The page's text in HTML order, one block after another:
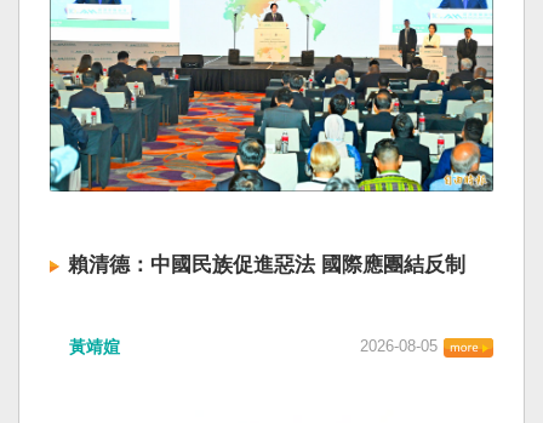
賴清德：中國民族促進惡法 國際應團結反制
「民族團結進步促進法」對各國人民進行政治審
黃靖媗 2026-08-05